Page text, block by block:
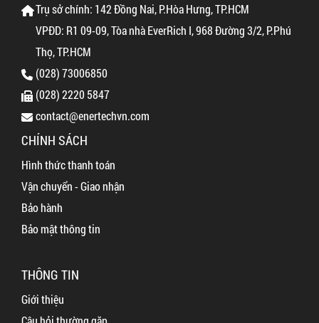
Trụ sở chính: 142 Đồng Nai, P.Hòa Hưng, TP.HCM
VPĐD: R1 09-09, Tòa nhà EverRich I, 968 Đường 3/2, P.Phú
Thọ, TP.HCM
(028) 73006850
(028) 2220 5847
contact@enertechvn.com
CHÍNH SÁCH
Hình thức thanh toán
Vận chuyển - Giao nhận
Bảo hành
Bảo mật thông tin
THÔNG TIN
Giới thiệu